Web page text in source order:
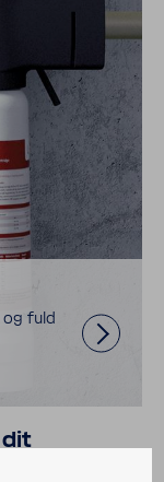
og fuld
dit